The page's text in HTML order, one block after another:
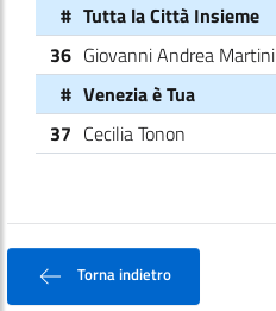
# Tutta la Città Insieme
36 Giovanni Andrea Martini
# Venezia è Tua
37 Cecilia Tonon
Torna indietro